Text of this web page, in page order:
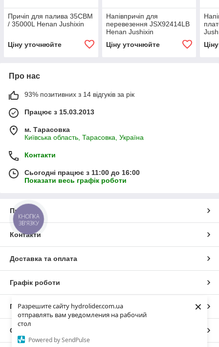
Разрешите сайту hydrolider.com.ua
отправлять вам уведомления на рабочий
стол
Powered by SendPulse
×
Причіп для палива 35CBM
/ 35000L Henan Jushixin
Ціну уточнюйте
Напівпричіп для
перевезення JSX92414LB
Henan Jushixin
Ціну уточнюйте
Про нас
93% позитивних з 14 відгуків за рік
Працює з 15.03.2013
м. Тарасовка
Київська область, Тарасовка, Україна
Контакти
Сьогодні працює з 11:00 до 16:00
Показати весь графік роботи
Про нас
Контакти
Доставка та оплата
Графік роботи
Повна версія сайту
Сайт створено на маркетплейсі
КНОПКА
ЗВ'ЯЗКУ